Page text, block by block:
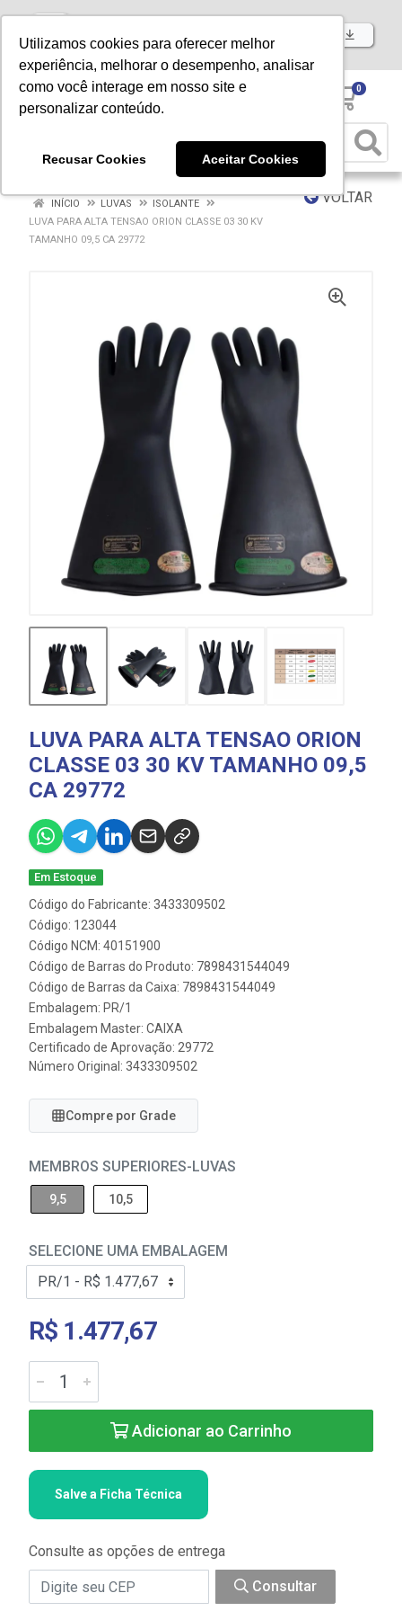
Utilizamos cookies para oferecer melhor
experiência, melhorar o desempenho, analisar
como você interage em nosso site e
personalizar conteúdo.
Recusar Cookies Aceitar Cookies
Baixe já nosso APP
0
VOLTAR
INÍCIO LUVAS
ISOLANTE
LUVA PARA ALTA TENSAO ORION CLASSE 03 30 KV
TAMANHO 09,5 CA 29772
LUVA PARA ALTA TENSAO ORION
CLASSE 03 30 KV TAMANHO 09,5
CA 29772
Em Estoque
Código do Fabricante: 3433309502
Código: 123044
Código NCM: 40151900
Código de Barras do Produto: 7898431544049
Código de Barras da Caixa: 7898431544049
Embalagem: PR/1
Embalagem Master: CAIXA
Certificado de Aprovação: 29772
Número Original: 3433309502
Compre por Grade
MEMBROS SUPERIORES-LUVAS
9,5 10,5
SELECIONE UMA EMBALAGEM
R$ 1.477,67
Adicionar ao Carrinho
Salve a Ficha Técnica
Consulte as opções de entrega
Consultar